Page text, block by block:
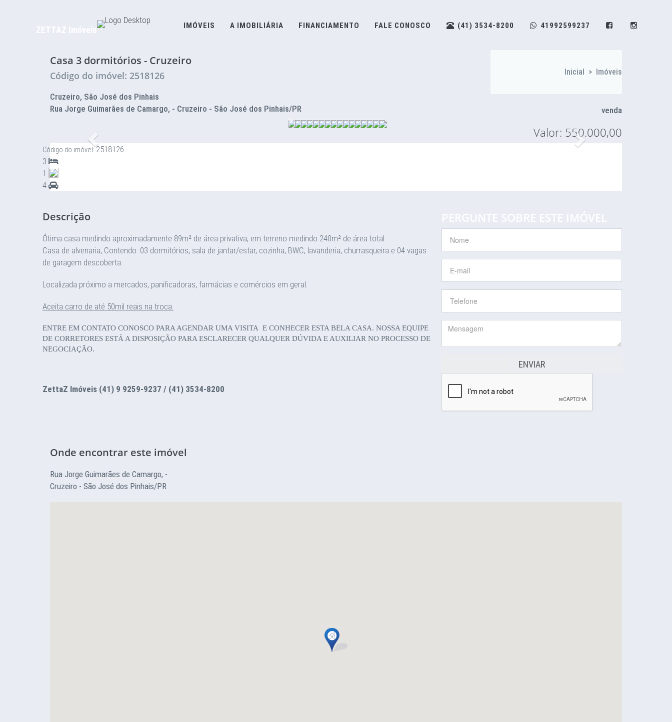
IMÓVEIS A IMOBILIÁRIA FINANCIAMENTO FALE CONOSCO (41) 3534-8200 41992599237
Casa 3 dormitórios - Cruzeiro
Código do imóvel: 2518126
Cruzeiro, São José dos Pinhais
Rua Jorge Guimarães de Camargo, - Cruzeiro - São José dos Pinhais/PR
Inicial > Imóveis
venda
Valor: 550.000,00
Anterior Proximo
Código do imóvel:2518126
3
1
4
Descrição
Ótima casa medindo aproximadamente 89m² de área privativa, em terreno medindo 240m² de área total.
Casa de alvenaria, Contendo: 03 dormitórios, sala de jantar/estar, cozinha, BWC, lavanderia, churrasqueira e 04 vagas
de garagem descoberta.
Localizada próximo a mercados, panificadoras, farmácias e comércios em geral.
Aceita carro de até 50mil reais na troca.
ENTRE EM CONTATO CONOSCO PARA AGENDAR UMA VISITA E CONHECER ESTA BELA CASA. NOSSA EQUIPE
DE CORRETORES ESTÁ A DISPOSIÇÃO PARA ESCLARECER QUALQUER DÚVIDA E AUXILIAR NO PROCESSO DE
NEGOCIAÇÃO.
ZettaZ Imóveis (41) 9 9259-9237 / (41) 3534-8200
ENVIAR
Onde encontrar este imóvel
Rua Jorge Guimarães de Camargo, -
Cruzeiro - São José dos Pinhais/PR